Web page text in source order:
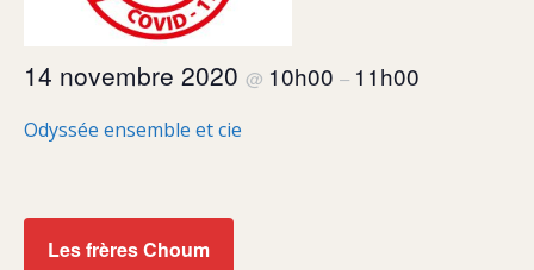
14 novembre 2020 @ 10h00 – 11h00
Odyssée ensemble et cie
Les frères Choum